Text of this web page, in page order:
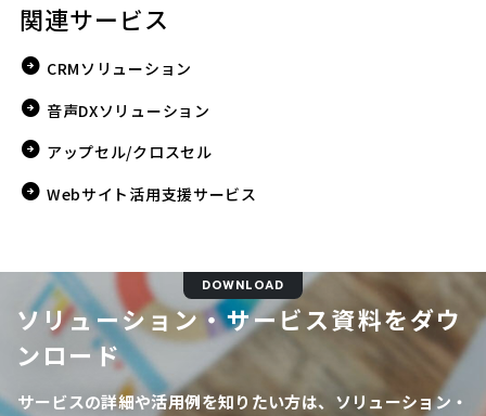
関連サービス
CRMソリューション
音声DXソリューション
アップセル/クロスセル
Webサイト活用支援サービス
DOWNLOAD
ソリューション・サービス資料をダウ
ンロード
サービスの詳細や活用例を知りたい方は、ソリューション・